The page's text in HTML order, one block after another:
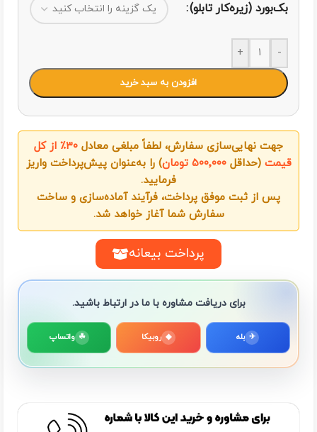
بک‌بورد (زیره‌کار تابلو)
-
+
افزودن به سبد خرید
جهت نهایی‌سازی سفارش، لطفاً مبلغی معادل
۳۰٪ از کل
قیمت (حداقل۵۰۰٬۰۰۰ تومان
) را به‌عنوان پیش‌پرداخت واریز
فرمایید.
پس از ثبت موفق پرداخت، فرآیند آماده‌سازی و ساخت
سفارش شما آغاز خواهد شد.
پرداخت بیعانه
برای دریافت مشاوره با ما در ارتباط باشید.
✈ بله ◆ روبیکا ☘ واتساپ